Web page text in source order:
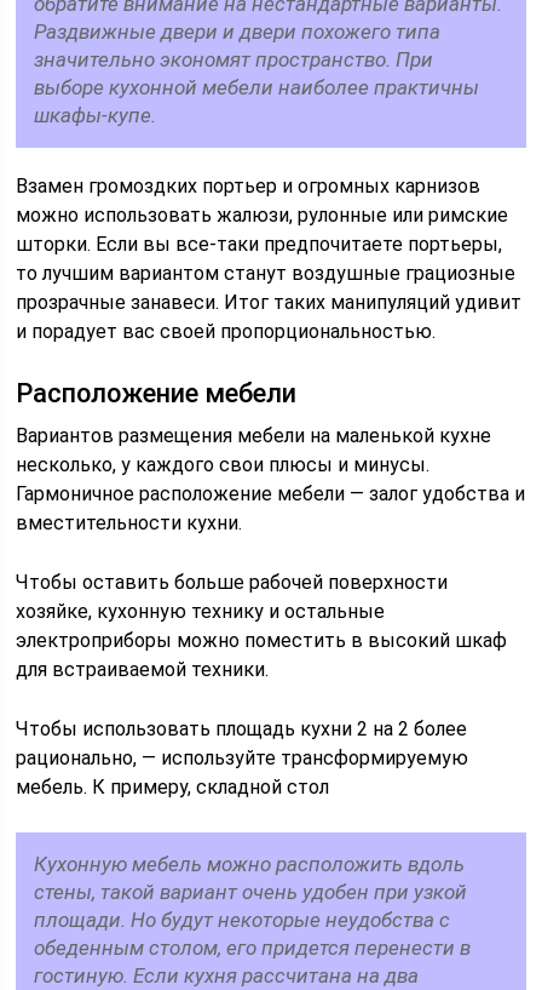
Раздвижные двери и двери похожего типа
значительно экономят пространство. При
выборе кухонной мебели наиболее практичны
шкафы-купе.
Взамен громоздких портьер и огромных карнизов
можно использовать жалюзи, рулонные или римские
шторки. Если вы все-таки предпочитаете портьеры,
то лучшим вариантом станут воздушные грациозные
прозрачные занавеси. Итог таких манипуляций удивит
и порадует вас своей пропорциональностью.
Расположение мебели
Вариантов размещения мебели на маленькой кухне
несколько, у каждого свои плюсы и минусы.
Гармоничное расположение мебели — залог удобства и
вместительности кухни.
Чтобы оставить больше рабочей поверхности
хозяйке, кухонную технику и остальные
электроприборы можно поместить в высокий шкаф
для встраиваемой техники.
Чтобы использовать площадь кухни 2 на 2 более
рационально, — используйте трансформируемую
мебель. К примеру, складной стол
Кухонную мебель можно расположить вдоль
стены, такой вариант очень удобен при узкой
площади. Но будут некоторые неудобства с
обеденным столом, его придется перенести в
гостиную. Если кухня рассчитана на два